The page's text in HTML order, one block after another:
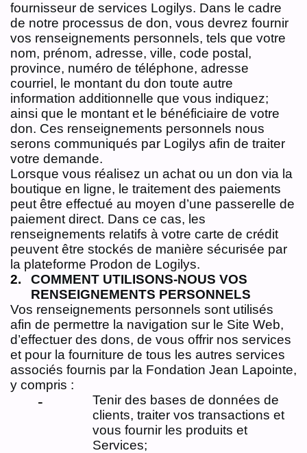
fournisseur de services Logilys. Dans le cadre
de notre processus de don, vous devrez fournir
vos renseignements personnels, tels que votre
nom, prénom, adresse, ville, code postal,
province, numéro de téléphone, adresse
courriel, le montant du don toute autre
information additionnelle que vous indiquez;
ainsi que le montant et le bénéficiaire de votre
don. Ces renseignements personnels nous
serons communiqués par Logilys afin de traiter
votre demande.
Lorsque vous réalisez un achat ou un don via la
boutique en ligne, le traitement des paiements
peut être effectué au moyen d’une passerelle de
paiement direct. Dans ce cas, les
renseignements relatifs à votre carte de crédit
peuvent être stockés de manière sécurisée par
la plateforme Prodon de Logilys.
COMMENT UTILISONS-NOUS VOS
RENSEIGNEMENTS PERSONNELS
Vos renseignements personnels sont utilisés
afin de permettre la navigation sur le Site Web,
d’effectuer des dons, de vous offrir nos services
et pour la fourniture de tous les autres services
associés fournis par la Fondation Jean Lapointe,
y compris :
Tenir des bases de données de
clients, traiter vos transactions et
vous fournir les produits et
Services;